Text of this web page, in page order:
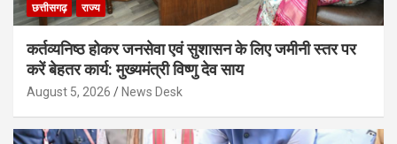
छत्तीसगढ़ राज्य
कर्तव्यनिष्ठ होकर जनसेवा एवं सुशासन के लिए जमीनी स्तर पर
करें बेहतर कार्य: मुख्यमंत्री विष्णु देव साय
August 5, 2026 News Desk